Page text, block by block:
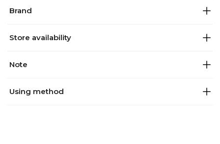
Brand
Store availability
Note
Using method